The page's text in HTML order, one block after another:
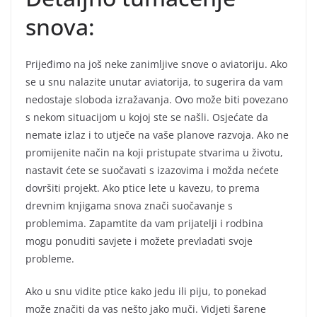
snova:
Prijeđimo na još neke zanimljive snove o aviatoriju. Ako
se u snu nalazite unutar aviatorija, to sugerira da vam
nedostaje sloboda izražavanja. Ovo može biti povezano
s nekom situacijom u kojoj ste se našli. Osjećate da
nemate izlaz i to utječe na vaše planove razvoja. Ako ne
promijenite način na koji pristupate stvarima u životu,
nastavit ćete se suočavati s izazovima i možda nećete
dovršiti projekt. Ako ptice lete u kavezu, to prema
drevnim knjigama snova znači suočavanje s
problemima. Zapamtite da vam prijatelji i rodbina
mogu ponuditi savjete i možete prevladati svoje
probleme.
Ako u snu vidite ptice kako jedu ili piju, to ponekad
može značiti da vas nešto jako muči. Vidjeti šarene